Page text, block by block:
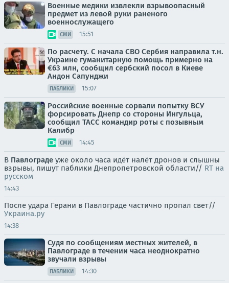
Военные медики извлекли взрывоопасный
предмет из левой руки раненого
военнослужащего
СМИ 15:51
По расчету. С начала СВО Сербия направила т.н.
Украине гуманитарную помощь примерно на
€63 млн, сообщил сербский посол в Киеве
Андон Сапунджи
ПАБЛИКИ 15:07
Российские военные сорвали попытку ВСУ
форсировать Днепр со стороны Ингульца,
сообщил ТАСС командир роты с позывным
Калибр
СМИ 14:45
В Павлограде уже около часа идёт налёт дронов и слышны
взрывы, пишут паблики Днепропетровской области// RT на
русском
14:43
После удара Герани в Павлограде частично пропал свет//
Украина.ру
14:38
Судя по сообщениям местных жителей, в
Павлограде в течении часа неоднократно
звучали взрывы
ПАБЛИКИ 14:30